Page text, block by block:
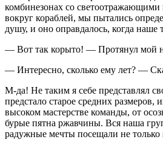
комбинезонах со
вокруг кораблей, мы пытались
душу, и оно оправдалось, когда
— Вот так корыто! — Протянул мой
— Интересно, сколько ему лет? —
М-да! Не таким я себе представлял
предстало старое средних
высоком мастерстве команды, от
бурые пятна ржавчины. Вся наша
радужные мечты посещали не только